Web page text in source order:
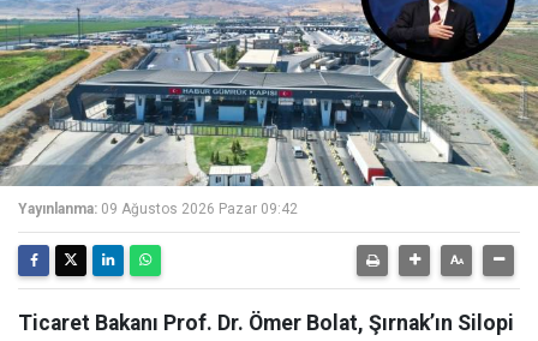
Yayınlanma: 09 Ağustos 2026 Pazar 09:42
Ticaret Bakanı Prof. Dr. Ömer Bolat, Şırnak’ın Silopi